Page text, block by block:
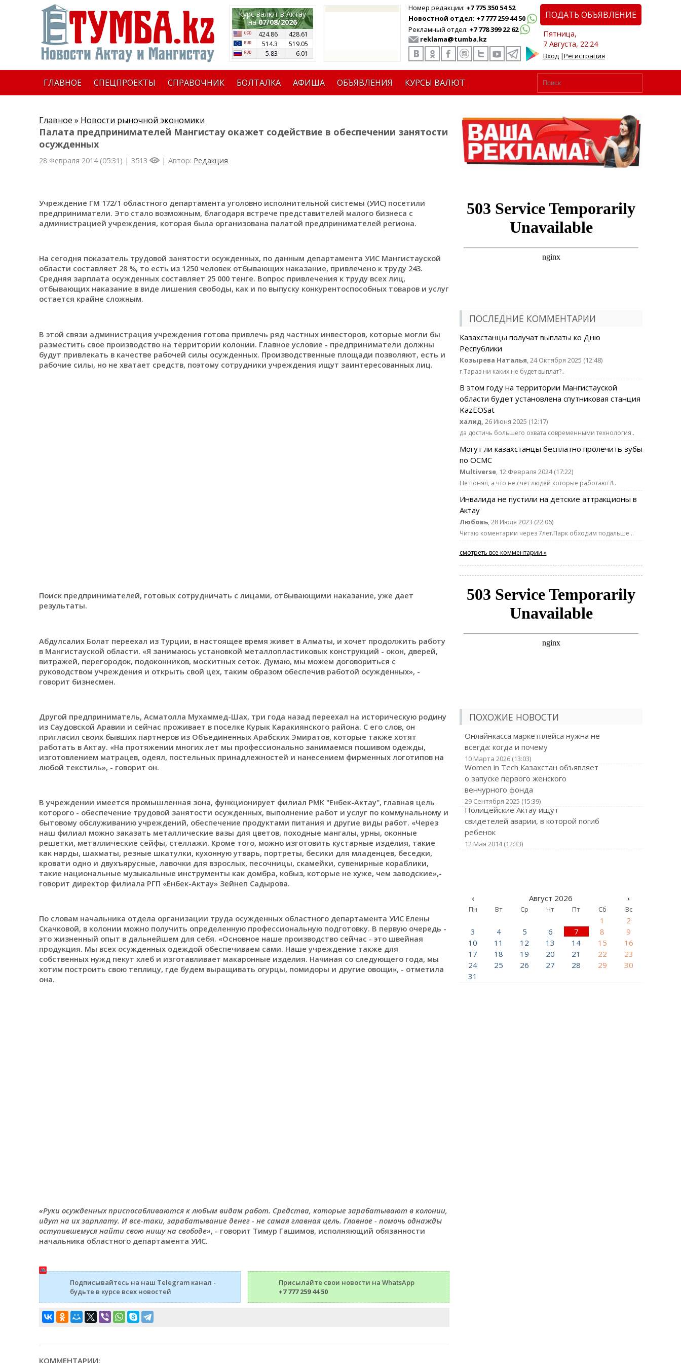
Курс валют в Актау
на07/08/2026
424.86
428.61
514.3
519.05
5.83
6.01
Номер редакции: +7 775 350 54 52
Новостной отдел: +7 777 259 44 50
Рекламный отдел: +7 778 399 22 62
reklama@tumba.kz
ПОДАТЬ ОБЪЯВЛЕНИЕ
Пятница,
7 Августа, 22:24
Вход|Регистрация
ГЛАВНОЕ СПЕЦПРОЕКТЫ СПРАВОЧНИК БОЛТАЛКА АФИША ОБЪЯВЛЕНИЯ КУРСЫ ВАЛЮТ
Главное » Новости рыночной экономики
Палата предпринимателей Мангистау окажет содействие в обеспечении занятости
осужденных
28 Февраля 2014 (05:31) | 3513 | Автор: Редакция
Учреждение ГМ 172/1 областного департамента уголовно исполнительной системы (УИС) посетили
предприниматели. Это стало возможным, благодаря встрече представителей малого бизнеса с
администрацией учреждения, которая была организована палатой предпринимателей региона.
На сегодня показатель трудовой занятости осужденных, по данным департамента УИС Мангистауской
области составляет 28 %, то есть из 1250 человек отбывающих наказание, привлечено к труду 243.
Средняя зарплата осужденных составляет 25 000 тенге. Вопрос привлечения к труду всех лиц,
отбывающих наказание в виде лишения свободы, как и по выпуску конкурентоспособных товаров и услуг
остается крайне сложным.
В этой связи администрация учреждения готова привлечь ряд частных инвесторов, которые могли бы
разместить свое производство на территории колонии. Главное условие - предприниматели должны
будут привлекать в качестве рабочей силы осужденных. Производственные площади позволяют, есть и
рабочие силы, но не хватает средств, поэтому сотрудники учреждения ищут заинтересованных лиц.
Поиск предпринимателей, готовых сотрудничать с лицами, отбывающими наказание, уже дает
результаты.
Абдулсалих Болат переехал из Турции, в настоящее время живет в Алматы, и хочет продолжить работу
в Мангистауской области. «Я занимаюсь установкой металлопластиковых конструкций - окон, дверей,
витражей, перегородок, подоконников, москитных сеток. Думаю, мы можем договориться с
руководством учреждения и открыть свой цех, таким образом обеспечив работой осужденных», -
говорит бизнесмен.
Другой предприниматель, Асматолла Мухаммед-Шах, три года назад переехал на историческую родину
из Саудовской Аравии и сейчас проживает в поселке Курык Каракиянского района. С его слов, он
пригласил своих бывших партнеров из Объединенных Арабских Эмиратов, которые также хотят
работать в Актау. «На протяжении многих лет мы профессионально занимаемся пошивом одежды,
изготовлением матрацев, одеял, постельных принадлежностей и нанесением фирменных логотипов на
любой текстиль», - говорит он.
В учреждении имеется промышленная зона, функционирует филиал РМК "Енбек-Актау", главная цель
которого - обеспечение трудовой занятости осужденных, выполнение работ и услуг по коммунальному и
бытовому обслуживанию учреждений, обеспечение продуктами питания и другие виды работ. «Через
наш филиал можно заказать металлические вазы для цветов, походные мангалы, урны, оконные
решетки, металлические сейфы, стеллажи. Кроме того, можно изготовить кустарные изделия, такие
как нарды, шахматы, резные шкатулки, кухонную утварь, портреты, бесики для младенцев, беседки,
кровати одно и двухъярусные, лавочки для взрослых, песочницы, скамейки, сувенирные кораблики,
такие национальные музыкальные инструменты как домбра, кобыз, которые не хуже, чем заводские»,-
говорит директор филиала РГП «Енбек-Актау» Зейнеп Садырова.
По словам начальника отдела организации труда осужденных областного департамента УИС Елены
Скачковой, в колонии можно получить определенную профессиональную подготовку. В первую очередь -
это жизненный опыт в дальнейшем для себя. «Основное наше производство сейчас - это швейная
продукция. Мы всех осужденных одеждой обеспечиваем сами. Наше учреждение также для
собственных нужд пекут хлеб и изготавливает макаронные изделия. Начиная со следующего года, мы
хотим построить свою теплицу, где будем выращивать огурцы, помидоры и другие овощи», - отметила
она.
«Руки осужденных приспосабливаются к любым видам работ. Средства, которые зарабатывают в колонии,
идут на их зарплату. И все-таки, зарабатывание денег - не самая главная цель. Главное - помочь однажды
оступившемуся найти свою нишу на свободе», - говорит Тимур Гашимов, исполняющий обязанности
начальника областного департамента УИС.
Подписывайтесь на наш Telegram канал -
будьте в курсе всех новостей
Присылайте свои новости на WhatsApp
+7 777 259 44 50
КОММЕНТАРИИ:
ПОСЛЕДНИЕ КОММЕНТАРИИ
Казахстанцы получат выплаты ко Дню
Республики
Козырева Наталья, 24 Октября 2025 (12:48)
г.Тараз ни каких не будет выплат?..
В этом году на территории Мангистауской
области будет установлена спутниковая станция
KazEOSat
халид, 26 Июня 2025 (12:17)
да достичь большего охвата современными технология..
Могут ли казахстанцы бесплатно пролечить зубы
по ОСМС
Multiverse, 12 Февраля 2024 (17:22)
Не понял, а что не счёт людей которые работают?!..
Инвалида не пустили на детские аттракционы в
Актау
Любовь, 28 Июля 2023 (22:06)
Читаю коментарии через 7лет.Парк обходим подальше ..
смотреть все комментарии »
ПОХОЖИЕ НОВОСТИ
Онлайнкасса маркетплейса нужна не
всегда: когда и почему
10 Марта 2026 (13:03)
Women in Tech Казахстан объявляет
о запуске первого женского
венчурного фонда
29 Сентября 2025 (15:39)
Полицейские Актау ищут
свидетелей аварии, в которой погиб
ребенок
12 Мая 2014 (12:33)
‹ Август 2026 ›
Пн Вт Ср Чт Пт Сб Вс
1
2
3
4 5 6 7 8
9
10
11 12 13 14 15
16
17
18 19 20 21 22
23
24
25 26 27 28 29
30
31